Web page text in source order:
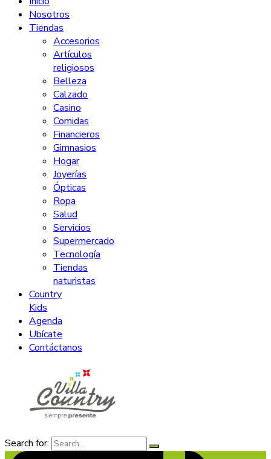
Nosotros
Tiendas
Accesorios
Artículos
religiosos
Belleza
Calzado
Casino
Comidas
Financieros
Gimnasios
Hogar
Joyerías
Ópticas
Ropa
Salud
Servicios
Supermercado
Tecnología
Tiendas
naturistas
Country
Kids
Agenda
Ubícate
Contáctanos
Search for: